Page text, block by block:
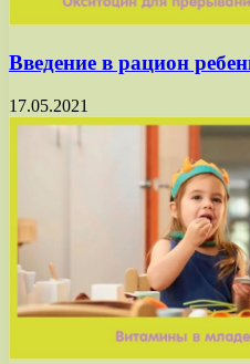
Введение в рацион
17.05.2021